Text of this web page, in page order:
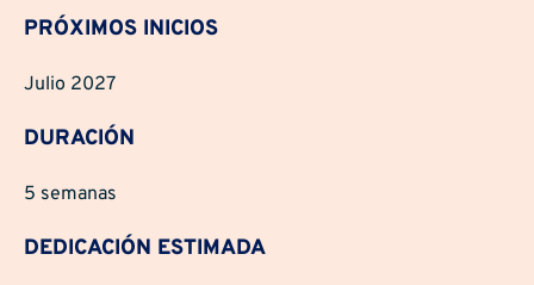
PRÓXIMOS INICIOS
Julio 2027
DURACIÓN
5 semanas
DEDICACIÓN ESTIMADA